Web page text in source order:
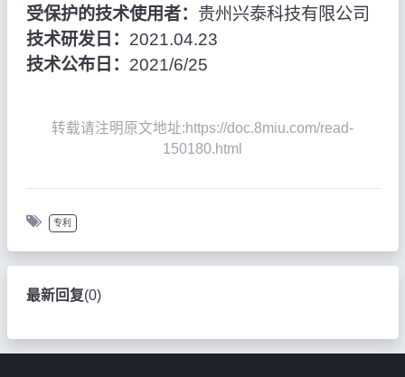
受保护的技术使用者： 贵州兴泰科技有限公司
技术研发日： 2021.04.23
技术公布日： 2021/6/25
转载请注明原文地址:https://doc.8miu.com/read-
150180.html
专利
最新回复(0)